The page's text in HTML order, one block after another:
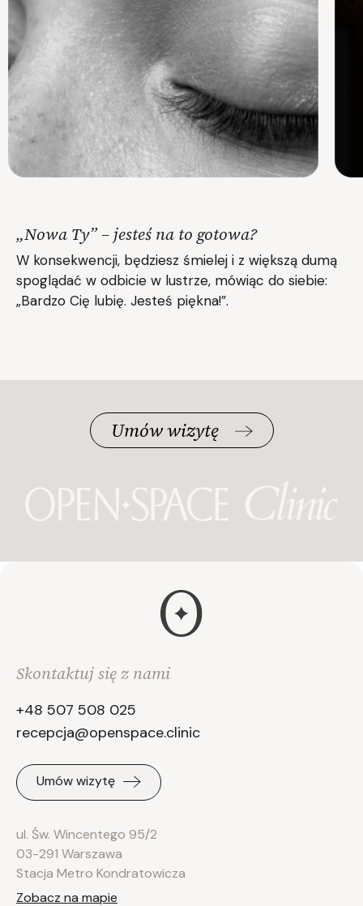
„Nowa Ty” – jesteś na to gotowa?
W konsekwencji, będziesz śmielej i z większą dumą
spoglądać w odbicie w lustrze, mówiąc do siebie:
„Bardzo Cię lubię. Jesteś piękna!”.
Umów wizytę
Skontaktuj się z nami
+48 507 508 025
recepcja@openspace.clinic
Umów wizytę
ul. Św. Wincentego 95/2
03-291 Warszawa
Stacja Metro Kondratowicza
Zobacz na mapie